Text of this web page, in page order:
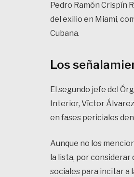
Pedro Ramón Crispín
del exilio en Miami,
Cubana.
Los
El segundo jefe del
Interior, Víctor
en fases periciales
Aunque no los
la lista, por considerar
sociales para incitar a